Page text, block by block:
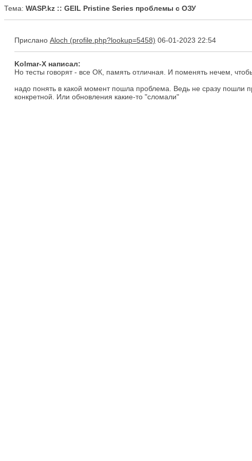
Тема: WASP.kz :: GEIL Pristine Series проблемы с ОЗУ
Прислано Aloch 06-01-2023 22:54
Kolmar-X написал:
Но тесты говорят - все ОК, память отличная. И поменять нечем,
надо понять в какой момент пошла проблема. Ведь не сразу пошли
конкретной. Или обновления какие-то "сломали"